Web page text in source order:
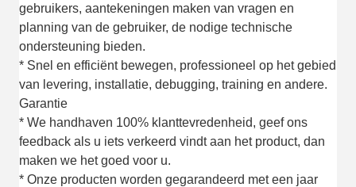
gebruikers, aantekeningen maken van vragen en
planning van de gebruiker, de nodige technische
ondersteuning bieden.
* Snel en efficiënt bewegen, professioneel op het gebied
van levering, installatie, debugging, training en andere.
Garantie
* We handhaven 100% klanttevredenheid, geef ons
feedback als u iets verkeerd vindt aan het product, dan
maken we het goed voor u.
* Onze producten worden gegarandeerd met een jaar